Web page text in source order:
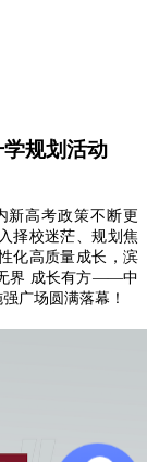
规划活动
新高考政策不断更
择校迷茫、规划焦
化高质量成长，滨
界 成长有方——中
强广场圆满落幕！